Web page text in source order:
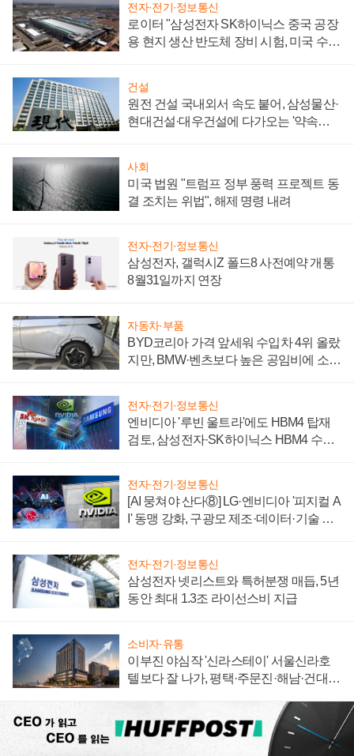
전자·전기·정보통신
로이터 "삼성전자 SK하이닉스 중국 공장
용 현지 생산 반도체 장비 시험, 미국 수출
건설
원전 건설 국내외서 속도 붙어, 삼성물산·
현대건설·대우건설에 다가오는 '약속의
사회
미국 법원 "트럼프 정부 풍력 프로젝트 동
결 조치는 위법", 해제 명령 내려
전자·전기·정보통신
삼성전자, 갤럭시Z 폴드8 사전예약 개통
8월31일까지 연장
자동차·부품
BYD코리아 가격 앞세워 수입차 4위 올랐
지만, BMW·벤츠보다 높은 공임비에 소비
전자·전기·정보통신
엔비디아 '루빈 울트라'에도 HBM4 탑재
검토, 삼성전자·SK하이닉스 HBM4 수율
전자·전기·정보통신
[AI 뭉쳐야 산다⑧] LG·엔비디아 '피지컬 A
I' 동맹 강화, 구광모 제조·데이터·기술 결
전자·전기·정보통신
삼성전자 넷리스트와 특허분쟁 매듭, 5년
동안 최대 1.3조 라이선스비 지급
소비자·유통
이부진 야심작 '신라스테이' 서울신라호
텔보다 잘 나가, 평택·주문진·해남·건대로